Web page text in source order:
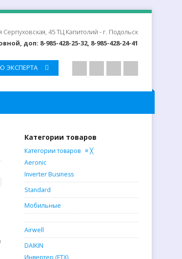
Серпуховская, 45 ТЦ Капитолий - г. Подольск
доп: 8-985-428-25-32, 8-985-428-24-41
ЭКСПЕРТА
Категории товаров
Категории товаров≡╳
Aeronic
Inverter Business
Standard
Мобильные
Airwell
DAIKIN
Инвертер (FTX)